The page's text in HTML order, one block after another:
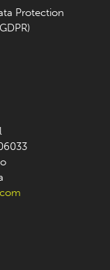
Protection